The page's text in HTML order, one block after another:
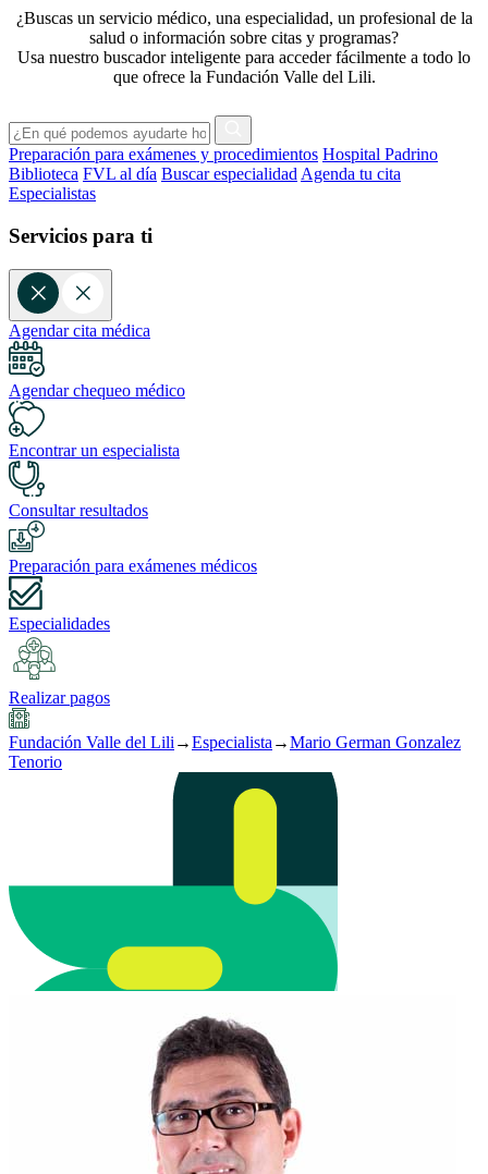
¿Buscas un servicio médico, una especialidad, un profesional de la
salud o información sobre citas y programas?
Usa nuestro buscador inteligente para acceder fácilmente a todo lo
que ofrece la Fundación Valle del Lili.
Preparación para exámenes y procedimientos Hospital Padrino
Biblioteca FVL al día Buscar especialidad Agenda tu cita
Especialistas
Servicios para ti
Agendar cita médica
Agendar chequeo médico
Encontrar un especialista
Consultar resultados
Preparación para exámenes médicos
Especialidades
Realizar pagos
Fundación Valle del Lili →Especialista →Mario German Gonzalez
Tenorio